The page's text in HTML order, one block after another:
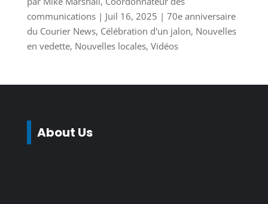
communications| Juil 16, 2025 | 70e anniversaire
du Courier News, Célébration d'un jalon, Nouvelles
en vedette, Nouvelles locales, Vidéos
About Us